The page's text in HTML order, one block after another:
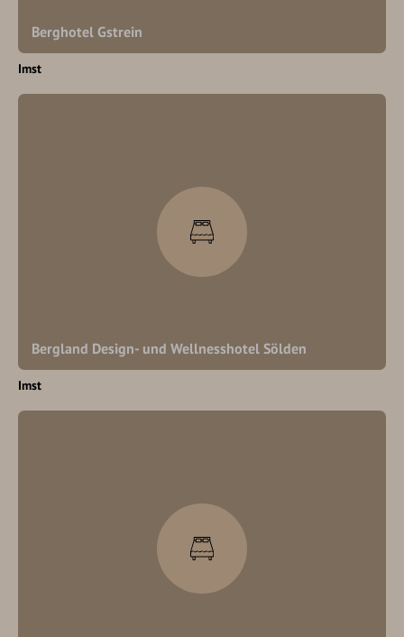
Berghotel Gstrein
Imst
Bergland Design- und Wellnesshotel Sölden
Imst